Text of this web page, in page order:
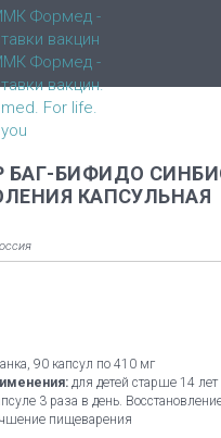
БАГ-БИФИДО
КАПСУЛЬНАЯ
90 капсул по 410 мг
для детей старше 14 лет
3 раза в день.
пищеварения